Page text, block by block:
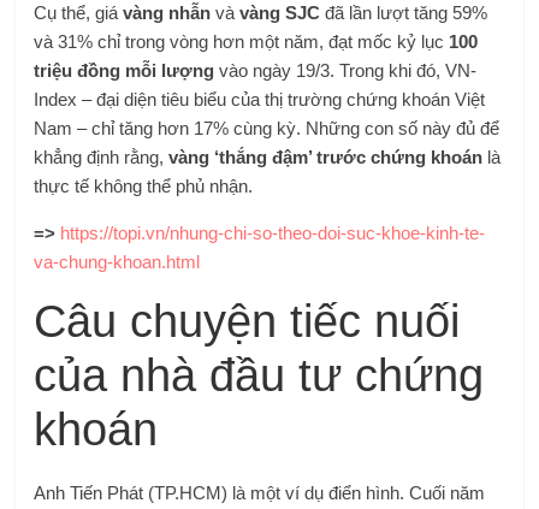
Cụ thể, giávàng nhẫn vàvàng SJC đã lần lượt tăng 59%
và 31% chỉ trong vòng hơn một năm, đạt mốc kỷ lục 100
triệu đồng mỗi lượng vào ngày 19/3. Trong khi đó, VN-
Index – đại diện tiêu biểu của thị trường chứng khoán Việt
Nam – chỉ tăng hơn 17% cùng kỳ. Những con số này đủ để
khẳng định rằng,vàng ‘thắng đậm’ trước chứng khoán là
thực tế không thể phủ nhận.
=> https://topi.vn/nhung-chi-so-theo-doi-suc-khoe-kinh-te-
va-chung-khoan.html
Câu chuyện tiếc nuối
của nhà đầu tư chứng
khoán
Anh Tiến Phát (TP.HCM) là một ví dụ điển hình. Cuối năm